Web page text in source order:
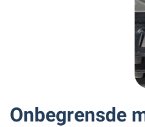
Onbegrensde